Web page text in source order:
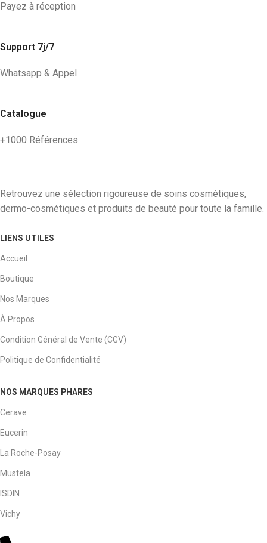
Payez à réception
Support 7j/7
Whatsapp & Appel
Catalogue
+1000 Références
Retrouvez une sélection rigoureuse de soins cosmétiques,
dermo-cosmétiques et produits de beauté pour toute la famille.
LIENS UTILES
Accueil
Boutique
Nos Marques
À Propos
Condition Général de Vente (CGV)
Politique de Confidentialité
NOS MARQUES PHARES
Cerave
Eucerin
La Roche-Posay
Mustela
ISDIN
Vichy